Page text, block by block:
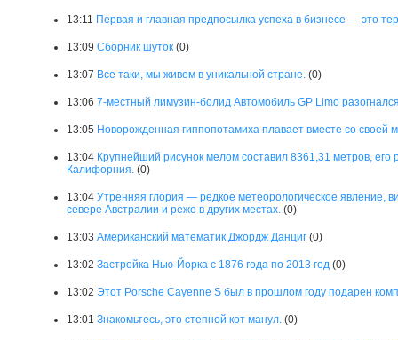
13:11 Первая и главная предпосылка успеха в бизнесе — это
13:09 Сборник шуток (0)
13:07 Все таки, мы живем в уникальной стране. (0)
13:06 7-местный лимузин-болид Автомобиль GP Limo
13:05 Новорожденная гиппопотамиха плавает вместе со своей
13:04 Крупнейший рисунок мелом составил 8361,31 метров,
Калифорния. (0)
13:04 Утренняя глория — редкое метеорологическое явление,
севере Австралии и реже в других местах. (0)
13:03 Американский математик Джордж Данциг (0)
13:02 Застройка Нью-Йорка с 1876 года по 2013 год (0)
13:02 Этот Porsche Cayenne S был в прошлом году подарен
13:01 Знакомьтесь, это степной кот манул. (0)